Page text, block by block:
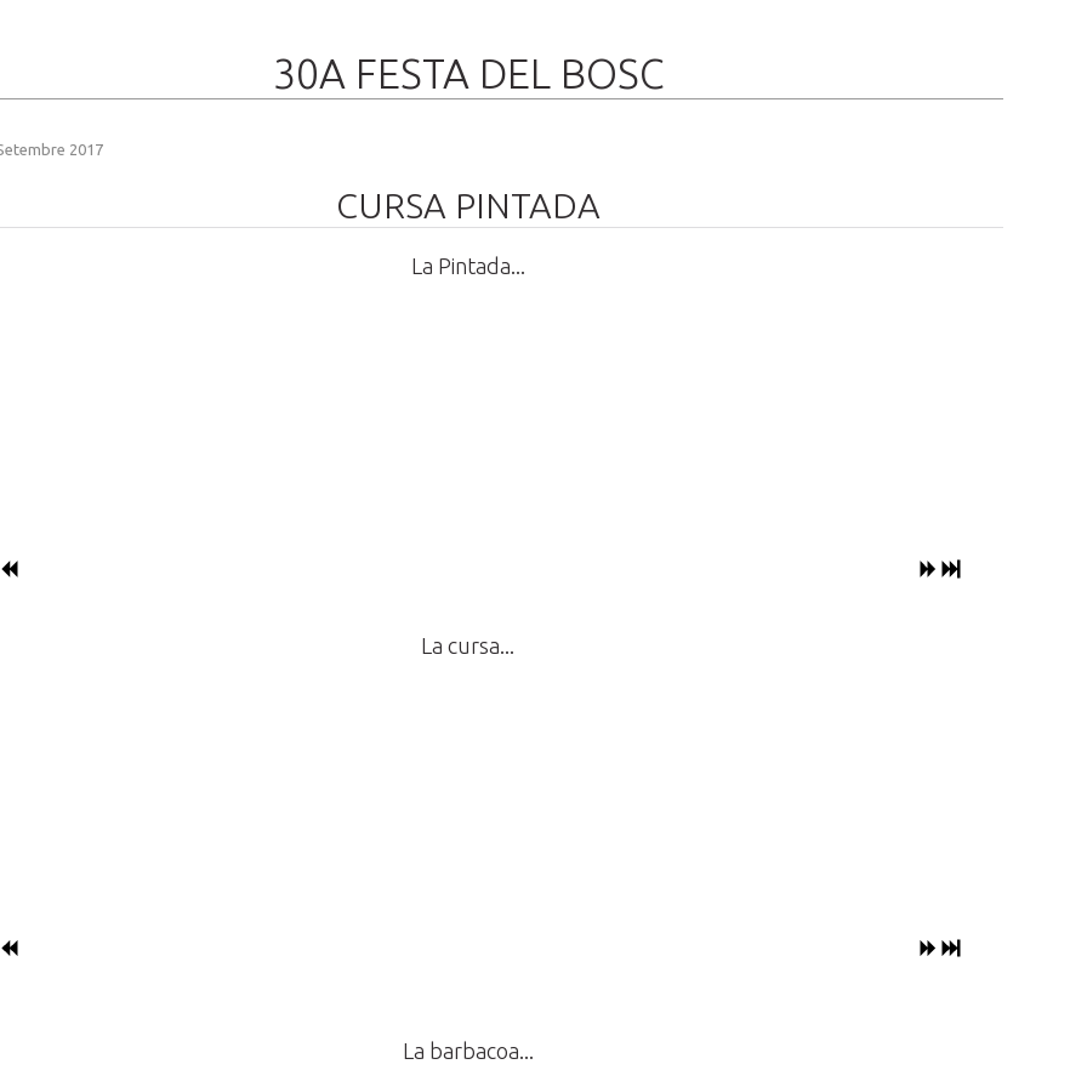
30A FESTA DEL BOSC
2017
CURSA PINTADA
La Pintada...
La cursa...
La barbacoa...